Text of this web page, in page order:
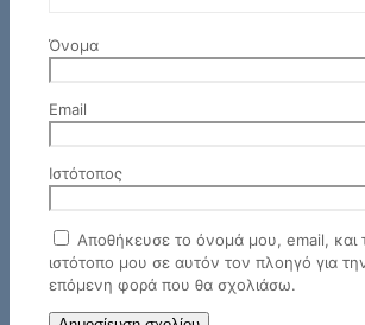
Όνομα
Email
Ιστότοπος
Αποθήκευσε το όνομά μου, email, και
ιστότοπο μου σε αυτόν τον πλοηγό για
επόμενη φορά που θα σχολιάσω.